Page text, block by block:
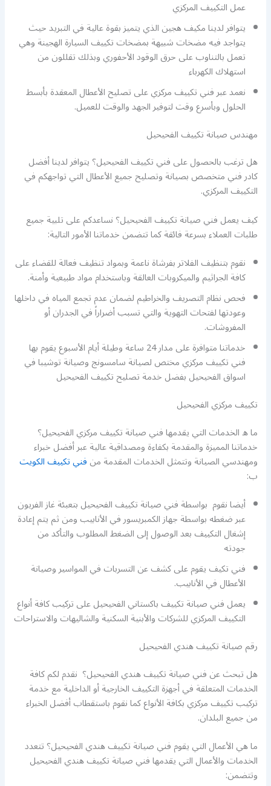
عمل التكييف المركزي
يتوافر لدينا مكيف هجين الذي يتميز بقوة عالية في التبريد حيث
يتواجد فيه مضخات شبيهة بمضخات تكييف السيارة الهجينة وهي
تعمل بالتناوب على حرق الوقود الأحفوري وبذلك تقللون من
استهلاك الكهرباء
نعمد عبر فني تكييف مركزي على تصليح الأعطال المعقدة بأبسط
الحلول وبأسرع وقت لتوفير الجهد والوقت للعميل.
مهندس صيانة تكييف الفحيحيل
هل ترغب بالحصول على فني تكييف الفحيحيل؟ يتوافر لدينا أفضل
كادر فني متخصص بصيانة وتصليح جميع الأعطال التي تواجهكم في
التكييف المركزي.
كيف يعمل فني صيانة تكييف الفحيحيل؟ نساعدكم على تلبية جميع
طلبات العملاء بسرعة فائقة كما تتضمن خدماتنا الأمور التالية:
نقوم بتنظيف الفلاتر بفرشاة ناعمة وبمواد تنظيف فعالة للقضاء على
كافة الجراثيم والميكروبات العالقة وباستخدام مواد طبيعية وأمنة.
فحص نظام التصريف والخراطيم لضمان عدم تجمع المياه في داخلها
وعودتها لفتحات التهوية والتي تسبب أضراراً في الجدران أو
المفروشات.
خدماتنا متوافرة على مدار 24 ساعة وطيلة أيام الأسبوع يقوم بها
فني تكييف مركزي مختص لصيانة سامسونج وصيانة توشيبا في
اسواق الفحيحيل بفضل خدمة تصليح تكييف الفحيحيل
تكييف مركزي الفحيحيل
ما ه الخدمات التي يقدمها فني صيانة تكييف مركزي الفحيحيل؟
خدماتنا المميزة والمقدمة بكفاءة ومصداقية عالية عبر أفضل خبراء
ومهندسي الصيانة وتتمثل الخدمات المقدمة منفني تكييف الكويت
ب:
أيضا نقوم بواسطة فني صيانة تكييف الفحيحيل بتعبئة غاز الفريون
عبر ضغطه بواسطة جهاز الكمبريسور في الأنابيب ومن ثم يتم إعادة
إشغال التكييف بعد الوصول إلى الضغط المطلوب والتأكد من
جودته
فني تكيف يقوم على كشف عن التسربات في المواسير وصيانة
الأعطال في الأنابيب.
يعمل فني صيانة تكييف باكستاني الفحيحيل على تركيب كافة أنواع
التكييف المركزي للشركات والأبنية السكنية والشاليهات والاستراحات
رقم صيانة تكييف هندي الفحيحيل
هل تبحث عن فني صيانة تكييف هندي الفحيحيل؟ نقدم لكم كافة
الخدمات المتعلقة في أجهزة التكييف الخارجية أو الداخلية مع خدمة
تركيب تكييف مركزي بكافة الأنواع كما نقوم باستقطاب أفضل الخبراء
من جميع البلدان.
ما هي الأعمال التي يقوم فني صيانة تكييف هندي الفحيحيل؟ تتعدد
الخدمات والأعمال التي يقدمها فني صيانة تكييف هندي الفحيحيل
وتتضمن: